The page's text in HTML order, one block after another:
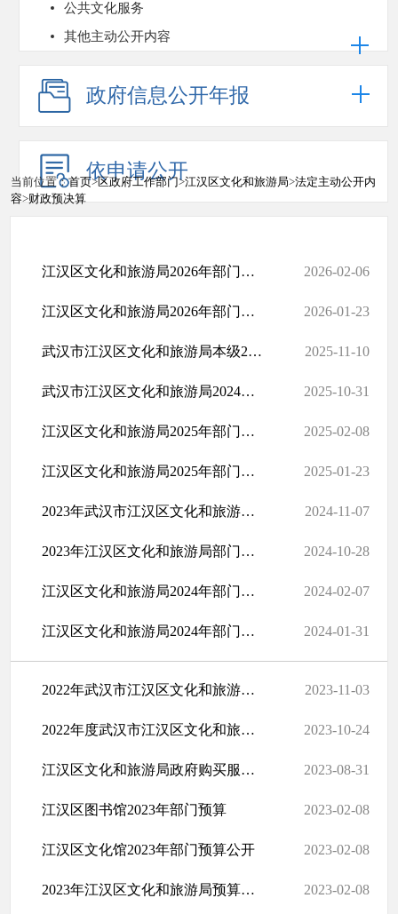
公共文化服务
其他主动公开内容
政府信息公开年报
依申请公开
当前位置：首页>区政府工作部门>江汉区文化和旅游局>法定主动公开内
容>财政预决算
江汉区文化和旅游局2026年部门预算公开（本级） 2026-02-06
江汉区文化和旅游局2026年部门预算 2026-01-23
武汉市江汉区文化和旅游局本级2024年度部门决算公开 2025-11-10
武汉市江汉区文化和旅游局2024年度部门决算公开（部门） 2025-10-31
江汉区文化和旅游局2025年部门预算公开（本级） 2025-02-08
江汉区文化和旅游局2025年部门预算公开 2025-01-23
2023年武汉市江汉区文化和旅游局决算公开 2024-11-07
2023年江汉区文化和旅游局部门决算公开（部门） 2024-10-28
江汉区文化和旅游局2024年部门预算 2024-02-07
江汉区文化和旅游局2024年部门预算（部门汇总） 2024-01-31
2022年武汉市江汉区文化和旅游局决算公开 2023-11-03
2022年度武汉市江汉区文化和旅游局部门决算公开（部门） 2023-10-24
江汉区文化和旅游局政府购买服务指导性目录（试行） 2023-08-31
江汉区图书馆2023年部门预算 2023-02-08
江汉区文化馆2023年部门预算公开 2023-02-08
2023年江汉区文化和旅游局预算公开（部门） 2023-02-08